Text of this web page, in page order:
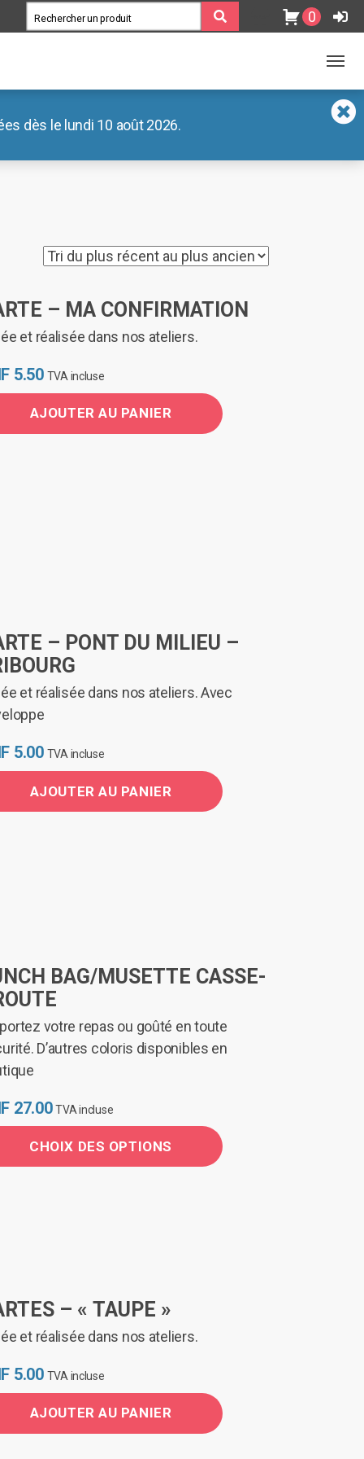
dès le lundi 10 août 2026.
0
– MA CONFIRMATION
et réalisée dans nos ateliers.
5.50 TVA incluse
AJOUTER AU PANIER
– PONT DU MILIEU –
et réalisée dans nos ateliers. Avec
5.00 TVA incluse
AJOUTER AU PANIER
BAG/MUSETTE CASSE-
votre repas ou goûté en toute
D’autres coloris disponibles en
27.00 TVA incluse
CHOIX DES OPTIONS
– « TAUPE »
et réalisée dans nos ateliers.
5.00 TVA incluse
AJOUTER AU PANIER